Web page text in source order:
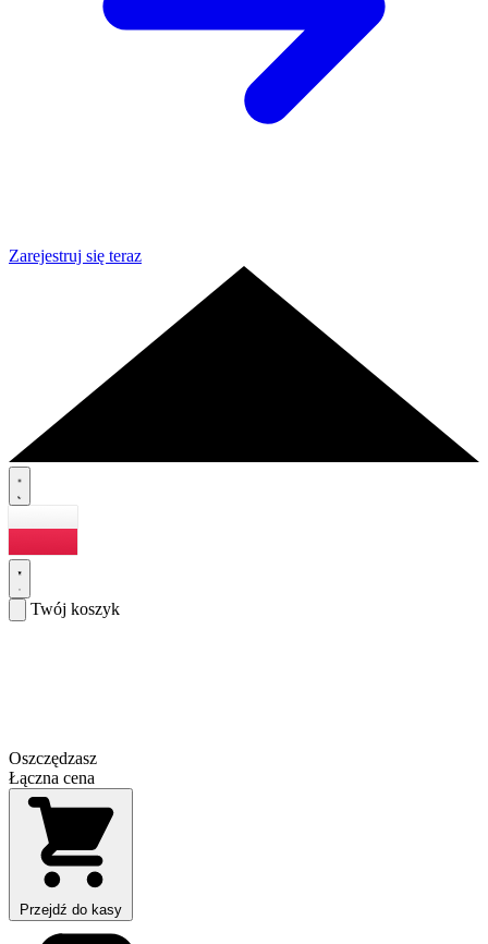
Zarejestruj się teraz
Twój koszyk
Oszczędzasz
Łączna cena
Przejdź do kasy